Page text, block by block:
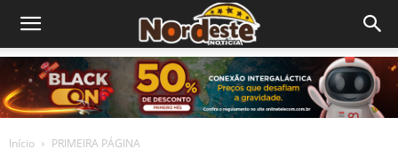
Início PRIMEIRA PÁGINA